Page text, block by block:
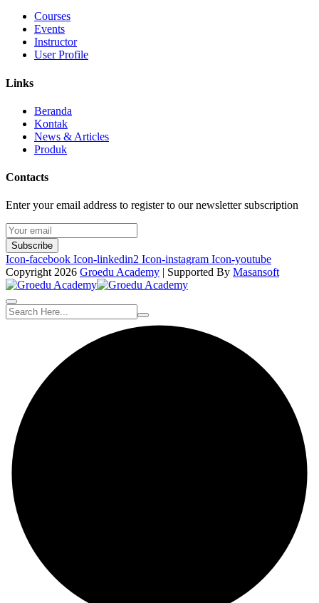
Courses
Events
Instructor
User Profile
Links
Beranda
Kontak
News & Articles
Produk
Contacts
Enter your email address to register to our newsletter subscription
Subscribe
Icon-facebook Icon-linkedin2 Icon-instagram Icon-youtube
Copyright 2026 Groedu Academy | Supported By Masansoft